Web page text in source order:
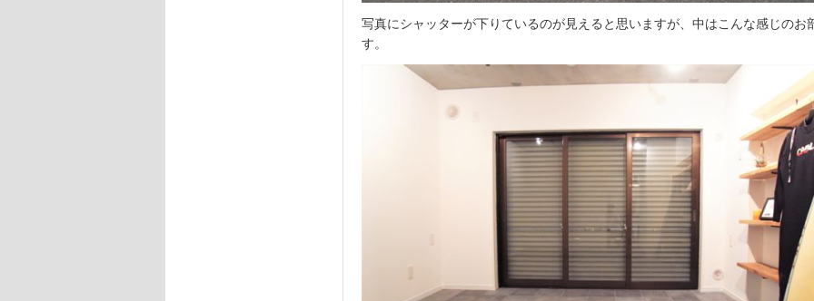
写真にシャッターが下りているのが見えると思いますが、中はこんな感じのお
す。